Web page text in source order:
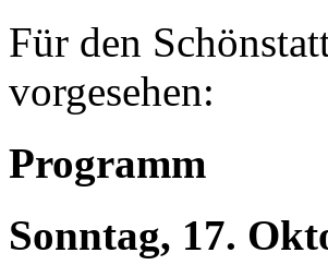
Für den
vorgesehen:
Programm
Sonntag, 17.